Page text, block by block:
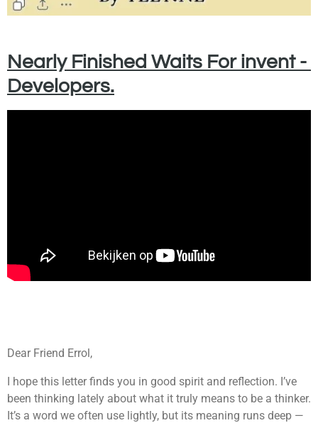
Nearly Finished Waits For invent -
Developers.
Dear Friend Errol,
I hope this letter finds you in good spirit and reflection. I’ve
been thinking lately about what it truly means to be a thinker.
It’s a word we often use lightly, but its meaning runs deep —